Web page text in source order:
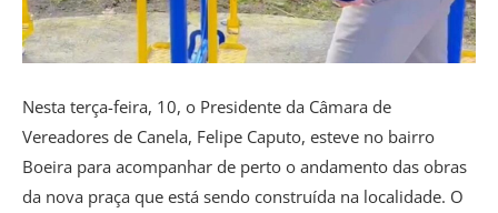
Nesta terça-feira, 10, o Presidente da Câmara de
Vereadores de Canela, Felipe Caputo, esteve no bairro
Boeira para acompanhar de perto o andamento das obras
da nova praça que está sendo construída na localidade. O